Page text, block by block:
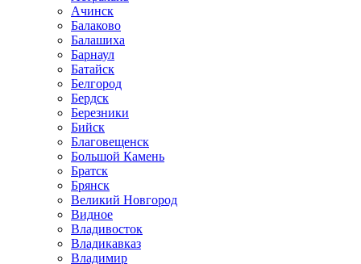
Ачинск
Балаково
Балашиха
Барнаул
Батайск
Белгород
Бердск
Березники
Бийск
Благовещенск
Большой Камень
Братск
Брянск
Великий Новгород
Видное
Владивосток
Владикавказ
Владимир